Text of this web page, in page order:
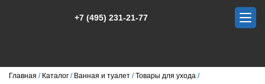
+7 (495) 231-21-77
Главная Каталог Ванная и туалет
Товары для ухода